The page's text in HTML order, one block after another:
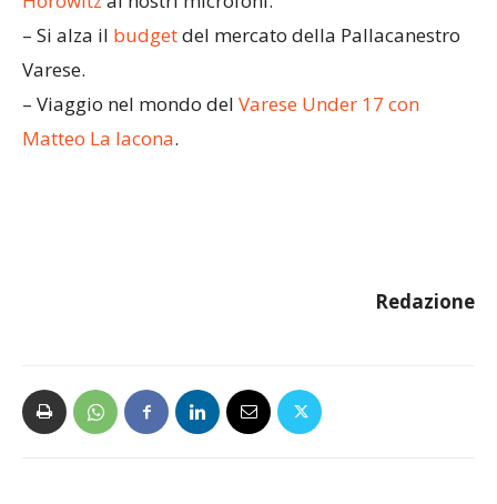
– Si alza ilbudget del mercato della Pallacanestro
Varese.
– Viaggio nel mondo del
Matteo La Iacona.